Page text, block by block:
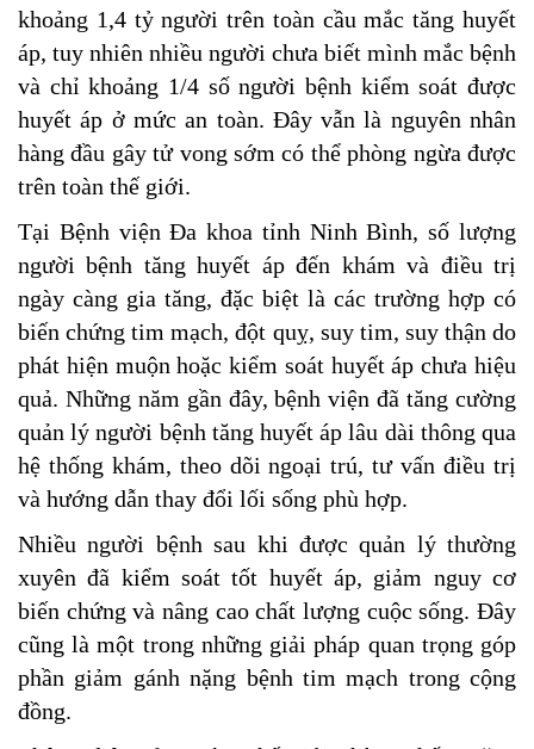
khoảng 1,4 tỷ người trên toàn cầu mắc tăng huyết
áp, tuy nhiên nhiều người chưa biết mình mắc bệnh
và chỉ khoảng 1/4 số người bệnh kiểm soát được
huyết áp ở mức an toàn. Đây vẫn là nguyên nhân
hàng đầu gây tử vong sớm có thể phòng ngừa được
trên toàn thế giới.
Tại Bệnh viện Đa khoa tỉnh Ninh Bình, số lượng
người bệnh tăng huyết áp đến khám và điều trị
ngày càng gia tăng, đặc biệt là các trường hợp có
biến chứng tim mạch, đột quỵ, suy tim, suy thận do
phát hiện muộn hoặc kiểm soát huyết áp chưa hiệu
quả. Những năm gần đây, bệnh viện đã tăng cường
quản lý người bệnh tăng huyết áp lâu dài thông qua
hệ thống khám, theo dõi ngoại trú, tư vấn điều trị
và hướng dẫn thay đổi lối sống phù hợp.
Nhiều người bệnh sau khi được quản lý thường
xuyên đã kiểm soát tốt huyết áp, giảm nguy cơ
biến chứng và nâng cao chất lượng cuộc sống. Đây
cũng là một trong những giải pháp quan trọng góp
phần giảm gánh nặng bệnh tim mạch trong cộng
đồng.